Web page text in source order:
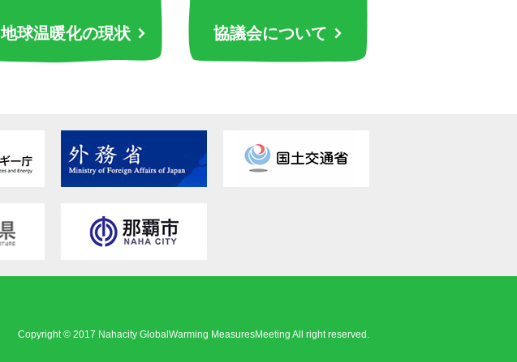
地球温暖化の現状 協議会について
Copyright © 2017 Nahacity GlobalWarming MeasuresMeeting All right reserved.